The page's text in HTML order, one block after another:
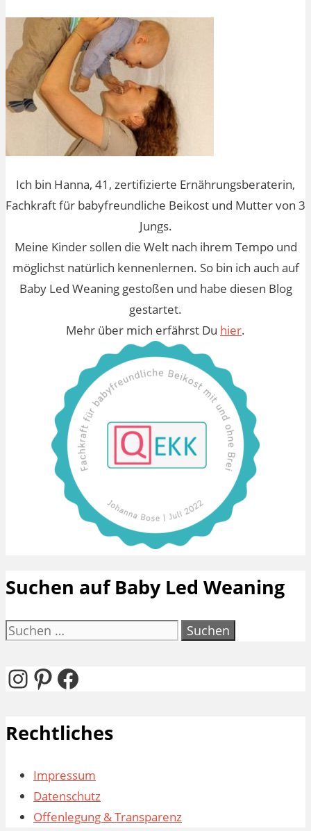
Ich bin Hanna, 41, zertifizierte Ernährungsberaterin,
Fachkraft für babyfreundliche Beikost und Mutter von 3
Jungs.
Meine Kinder sollen die Welt nach ihrem Tempo und
möglichst natürlich kennenlernen. So bin ich auch auf
Baby Led Weaning gestoßen und habe diesen Blog
gestartet.
Mehr über mich erfährst Du hier.
Suchen auf Baby Led Weaning
Suchen
Instagram
Pinterest
Facebook
Rechtliches
Impressum
Datenschutz
Offenlegung & Transparenz